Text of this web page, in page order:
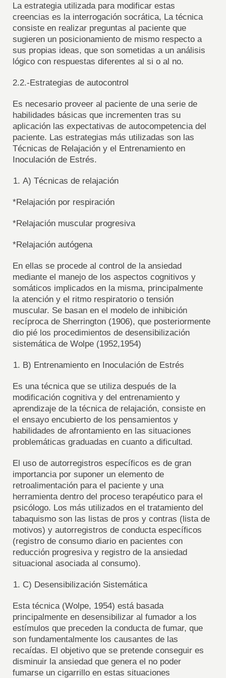
La estrategia utilizada para modificar estas
creencias es la interrogación socrática, La técnica
consiste en realizar preguntas al paciente que
sugieren un posicionamiento de mismo respecto a
sus propias ideas, que son sometidas a un análisis
lógico con respuestas diferentes al si o al no.
2.2.-Estrategias de autocontrol
Es necesario proveer al paciente de una serie de
habilidades básicas que incrementen tras su
aplicación las expectativas de autocompetencia del
paciente. Las estrategias más utilizadas son las
Técnicas de Relajación y el Entrenamiento en
Inoculación de Estrés.
A) Técnicas de relajación
*Relajación por respiración
*Relajación muscular progresiva
*Relajación autógena
En ellas se procede al control de la ansiedad
mediante el manejo de los aspectos cognitivos y
somáticos implicados en la misma, principalmente
la atención y el ritmo respiratorio o tensión
muscular. Se basan en el modelo de inhibición
recíproca de Sherrington (1906), que posteriormente
dio pié los procedimientos de desensibilización
sistemática de Wolpe (1952,1954)
B) Entrenamiento en Inoculación de Estrés
Es una técnica que se utiliza después de la
modificación cognitiva y del entrenamiento y
aprendizaje de la técnica de relajación, consiste en
el ensayo encubierto de los pensamientos y
habilidades de afrontamiento en las situaciones
problemáticas graduadas en cuanto a dificultad.
El uso de autorregistros específicos es de gran
importancia por suponer un elemento de
retroalimentación para el paciente y una
herramienta dentro del proceso terapéutico para el
psicólogo. Los más utilizados en el tratamiento del
tabaquismo son las listas de pros y contras (lista de
motivos) y autorregistros de conducta específicos
(registro de consumo diario en pacientes con
reducción progresiva y registro de la ansiedad
situacional asociada al consumo).
C) Desensibilización Sistemática
Esta técnica (Wolpe, 1954) está basada
principalmente en desensibilizar al fumador a los
estímulos que preceden la conducta de fumar, que
son fundamentalmente los causantes de las
recaídas. El objetivo que se pretende conseguir es
disminuir la ansiedad que genera el no poder
fumarse un cigarrillo en estas situaciones